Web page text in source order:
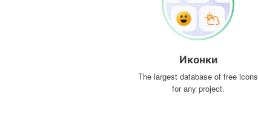
Иконки
The largest database of free icons
for any project.